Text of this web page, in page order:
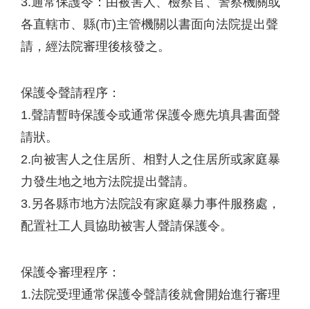
各直轄市、縣(市)主管機關以書面向法院提出聲
請，經法院審理後核發之。
保護令聲請程序：
1.聲請暫時保護令或通常保護令應先填具書面聲
請狀。
2.向被害人之住居所、相對人之住居所或家庭暴
力發生地之地方法院提出聲請。
3.另各縣市地方法院設有家庭暴力事件服務處，
配置社工人員協助被害人聲請保護令。
保護令審理程序：
1.法院受理通常保護令聲請後就會開始進行審理